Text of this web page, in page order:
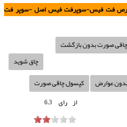
فت فیس-سوپرفت فیس اصل -سوپر فت
صورت بدون بازگشت
کپسول چاقی صورت عوارض
چاق شوید
از رای 6.3